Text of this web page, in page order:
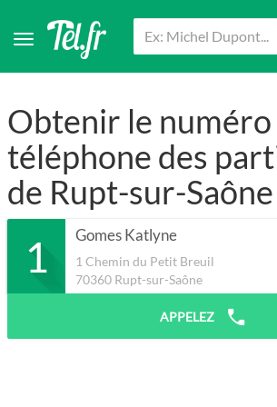
Obtenir le numéro
téléphone des
de Rupt-sur-Saône
1 Gomes Katlyne
1 Chemin du Petit Breuil
70360 Rupt-sur-Saône
APPELEZ